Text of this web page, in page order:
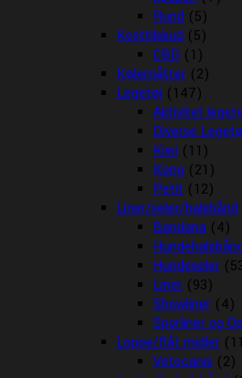
Rund (5)
Kosttilskud (5)
CBD (1)
Kølemåtter (2)
Legetøj (147)
Aktivitet
Diverse
Kiwi (11)
Kong (21)
Petit (12)
Liner/seler/halsbånd
Bandana (4)
Hundeseler
Liner (93)
Showliner (4)
Sporliner og
Loppe/flåt midler
Vetocanis (2)